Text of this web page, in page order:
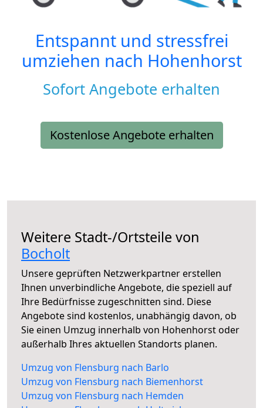
Entspannt und stressfrei
umziehen nach Hohenhorst
Sofort Angebote erhalten
Kostenlose Angebote erhalten
Weitere Stadt-/Ortsteile von
Bocholt
Unsere geprüften Netzwerkpartner erstellen
Ihnen unverbindliche Angebote, die speziell auf
Ihre Bedürfnisse zugeschnitten sind. Diese
Angebote sind kostenlos, unabhängig davon, ob
Sie einen Umzug innerhalb von Hohenhorst oder
außerhalb Ihres aktuellen Standorts planen.
Umzug von Flensburg nach Barlo
Umzug von Flensburg nach Biemenhorst
Umzug von Flensburg nach Hemden